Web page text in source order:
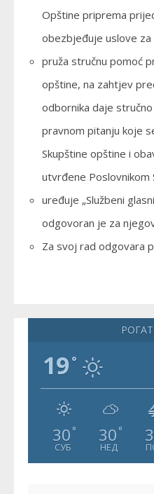
Opštine priprema
obezbjeđuje uslove za
pruža stručnu pomoć
opštine, na zahtjev
odbornika daje
pravnom pitanju koje
Skupštine opštine i
utvrđene Poslovnikom
uređuje „Službeni
odgovoran je za
Za svoj rad odgovara
19 °
30 °
СУБ
30 °
НЕД